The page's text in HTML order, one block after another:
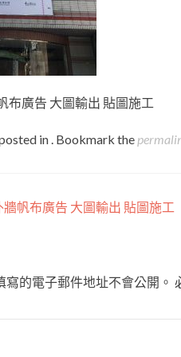
布廣告 大圖輸出 貼圖施工
in . Bookmark the
帆布廣告 大圖輸出 貼圖施工
寫的電子郵件地址不會公開。